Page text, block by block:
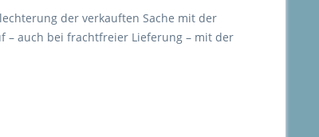
der verkauften Sache mit der
– auch bei frachtfreier Lieferung – mit der